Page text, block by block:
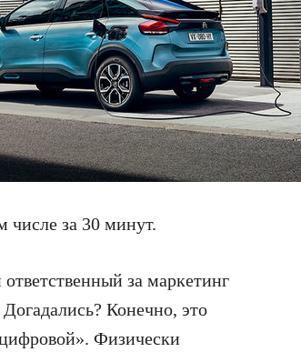
числе за 30 минут.
за маркетинг
Конечно, это
Физически